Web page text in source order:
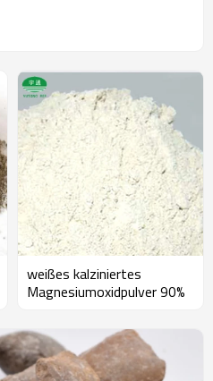
weißes kalziniertes
Magnesiumoxidpulver 90%